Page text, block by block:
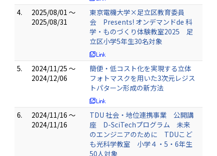
4.
2025/08/01 ～
2025/08/31
東京電機大学×足立区教育委員
会 Presents! オンデマンドde 科
学・ものづくり体験教室2025 足
立区小学5年生30名対象
5.
2024/11/25 ～
2024/12/06
簡便・低コスト化を実現する立体
フォトマスクを用いた3次元レジス
トパターン形成の新方法
6.
2024/11/16 ～
2024/11/16
TDU 社会・地位連携事業 公開講
座 D-SciTechプログラム 未来
のエンジニアのために TDUこど
も光科学教室 小学４・5・6年生
50人対象